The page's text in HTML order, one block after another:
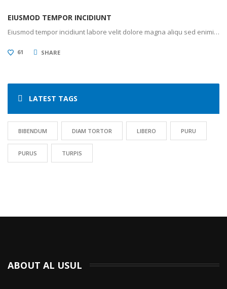
EIUSMOD TEMPOR INCIDIUNT
Eiusmod tempor incidiunt labore velit dolore magna aliqu sed enimi…
61 SHARE
LATEST TAGS
BIBENDUM DIAM TORTOR LIBERO PURU
PURUS TURPIS
ABOUT AL USUL